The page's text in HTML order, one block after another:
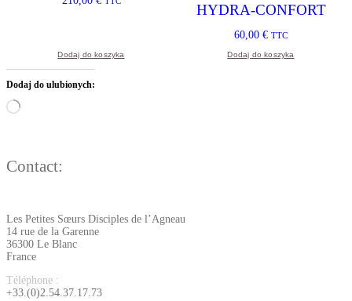
Dodaj do koszyka
HYDRA-CONFORT
60,00 € TTC
Dodaj do koszyka
Dodaj do ulubionych:
Contact:
Les Petites Sœurs Disciples de l’Agneau
14 rue de la Garenne
36300 Le Blanc
France
Téléphone :
+33.(0)2.54.37.17.73